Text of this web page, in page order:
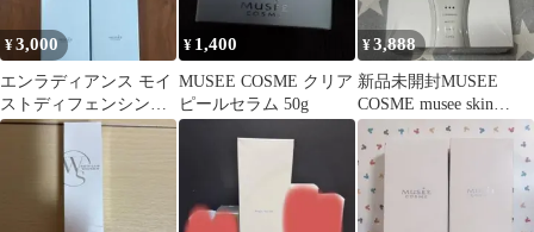
¥3,000
エンラディアンス モイ
ストディフェンシング
クリーム30g×2 ミュゼ
¥ 1,400
MUSEE COSME クリア
ピールセラム 50g
¥3,888
新品未開封MUSEE
COSME musee skin
effector 美顔器